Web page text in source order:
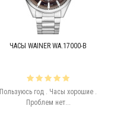
ЧАСЫ WAINER WA.17000-B
Пользуюсь год . Часы хорошие .
Проблем нет...